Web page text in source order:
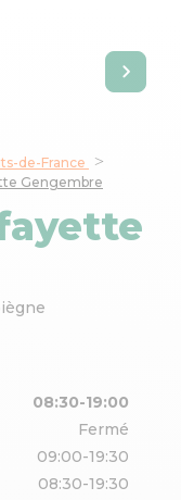
de-France
Gengembre
08:30-19:00
Fermé
09:00-19:30
08:30-19:30